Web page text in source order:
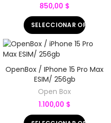
850,00 $
SELECCIONAR OPCIONES
OpenBox / IPhone 15 Pro Max
ESIM/ 256gb
Open Box
1.100,00 $